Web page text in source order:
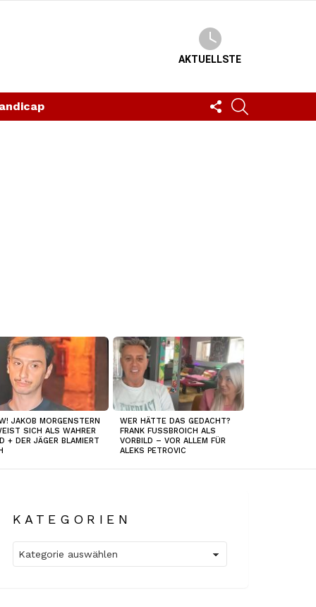
AKTUELLSTE
FOLLOW
US
JAKOB MORGENSTERN
SICH ALS WAHRER
+ DER JÄGER BLAMIERT
WER HÄTTE DAS GEDACHT?
FRANK FUSSBROICH ALS
VORBILD – VOR ALLEM FÜR
ALEKS PETROVIC
KATEGORIEN